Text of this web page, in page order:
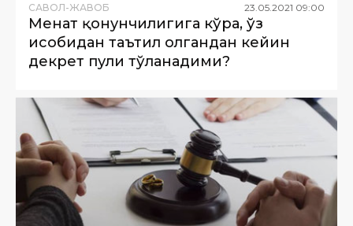
САВОЛ-ЖАВОБ 23 05 2021 09:00
Меҳнат қонунчилигига кўра, ўз
ҳисобидан таътил олгандан кейин
декрет пули тўланадими?